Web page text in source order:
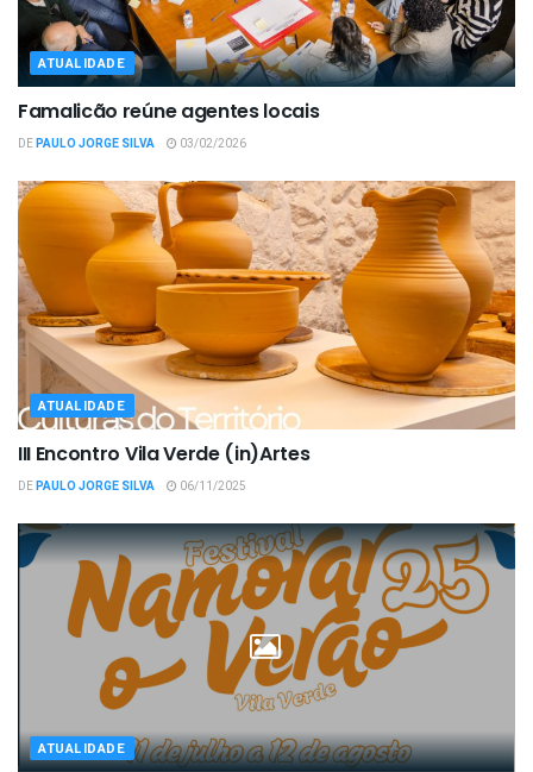
ATUALIDADE
Famalicão reúne agentes locais
DEPAULO JORGE SILVA 03/02/2026
ATUALIDADE
III Encontro Vila Verde (in)Artes
DEPAULO JORGE SILVA 06/11/2025
ATUALIDADE